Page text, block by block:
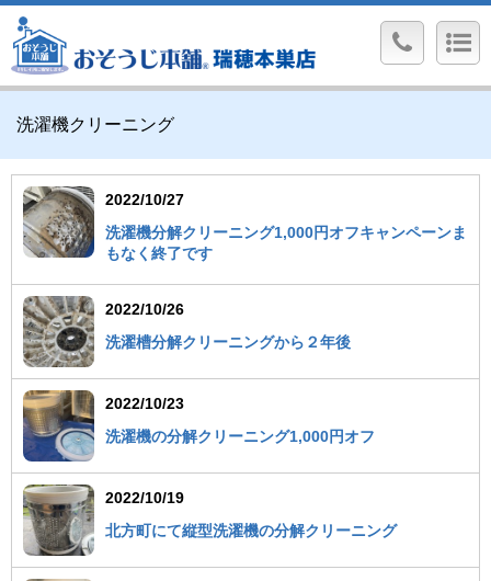
洗濯機クリーニング
2022/10/27
洗濯機分解クリーニング1,000円オフキャンペーンま
もなく終了です
2022/10/26
洗濯槽分解クリーニングから２年後
2022/10/23
洗濯機の分解クリーニング1,000円オフ
2022/10/19
北方町にて縦型洗濯機の分解クリーニング